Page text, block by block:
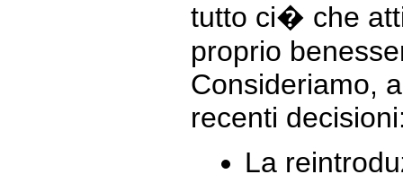
tutto ci� che
proprio
Consideriamo,
recenti
La